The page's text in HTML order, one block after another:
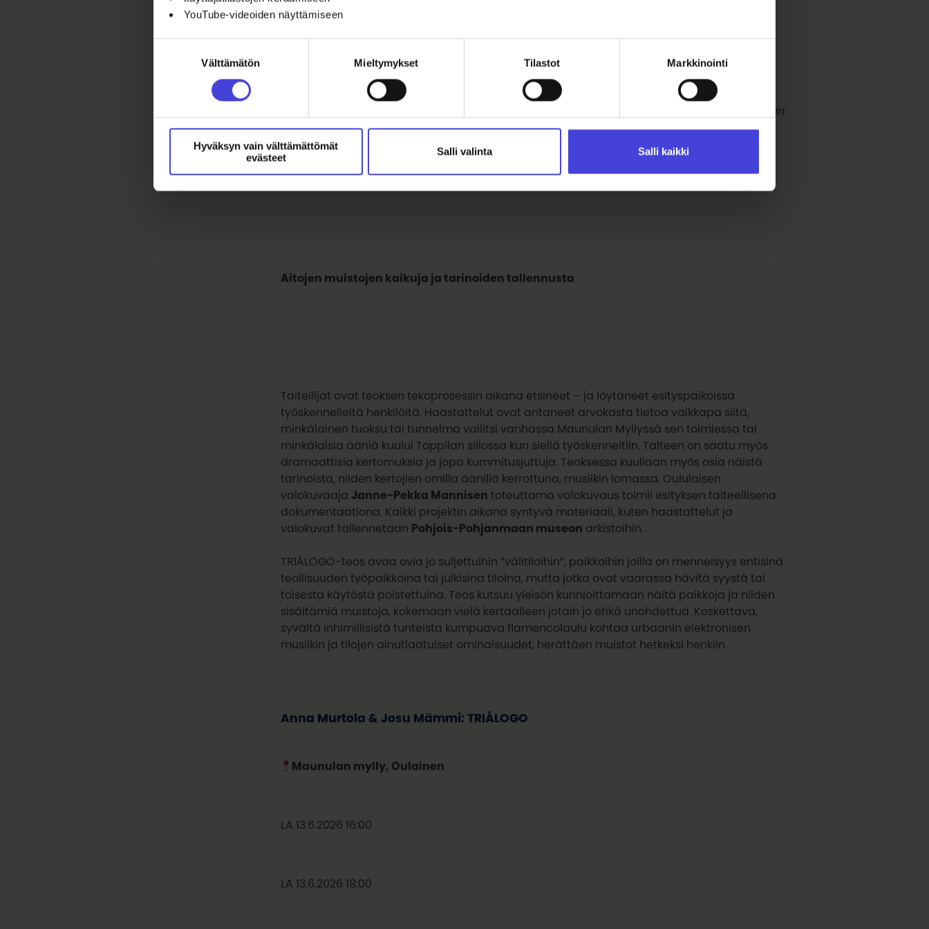
YouTube-videoiden näyttämiseen
Välttämätön Mieltymykset Tilastot Markkinointi
Hyväksyn vain välttämättömät
evästeet
Salli valinta Salli kaikki
Murtolan taiteellisena kumppanina teoksessa toimii Josu Mämmi. Niinikään Oulussa
syntynyt Josu Mämmi on monipuolinen säveltäjä, muusikko, perkussionisti ja elektronisen
musiikin artisti, äänisuunnittelija sekä dj ja tuottaja. Hän kertoo:
”Elektronisen musiikin ja
flamencon kohtaaminen tuntuu kiehtovalta ja hedelmälliseltä lähtökohdalta musiikille. Tilan
kautta löydettävät konkreettiset äänet tuovat kokonaisuuteen kuin ajattomia affekteja, ja
tässä projektissa ollaan aina sekä jonkin vanhan ja melkein unohdetun että uuden ja
tuoreen äärellä.”
Aitojen muistojen kaikuja ja tarinoiden tallennusta
Taiteilijat ovat teoksen tekoprosessin aikana etsineet – ja löytäneet esityspaikoissa
työskennelleitä henkilöitä. Haastattelut ovat antaneet arvokasta tietoa vaikkapa siitä,
minkälainen tuoksu tai tunnelma vallitsi vanhassa Maunulan Myllyssä sen toimiessa tai
minkälaisia ääniä kuului Toppilan siilossa kun siellä työskenneltiin. Talteen on saatu myös
dramaattisia kertomuksia ja jopa kummitusjuttuja. Teoksessa kuullaan myös osia näistä
tarinoista, niiden kertojien omilla äänillä kerrottuna, musiikin lomassa. Oululaisen
valokuvaaja Janne-Pekka Mannisen toteuttama valokuvaus toimii esityksen taiteellisena
dokumentaationa. Kaikki projektin aikana syntyvä materiaali, kuten haastattelut ja
valokuvat tallennetaan Pohjois-Pohjanmaan museon arkistoihin.
TRIÁLOGO-teos avaa ovia jo suljettuihin “välitiloihin”, paikkoihin joilla on menneisyys entisinä
teollisuuden työpaikkoina tai julkisina tiloina, mutta jotka ovat vaarassa hävitä syystä tai
toisesta käytöstä poistettuina. Teos kutsuu yleisön kunnioittamaan näitä paikkoja ja niiden
sisältämiä muistoja, kokemaan vielä kertaalleen jotain jo ehkä unohdettua. Koskettava,
syvältä inhimillisistä tunteista kumpuava flamencolaulu kohtaa urbaanin elektronisen
musiikin ja tilojen ainutlaatuiset ominaisuudet, herättäen muistot hetkeksi henkiin.
Anna Murtola & Josu Mämmi: TRIÁLOGO
Maunulan mylly, Oulainen
LA 13.6.2026 16:00
LA 13.6.2026 18:00